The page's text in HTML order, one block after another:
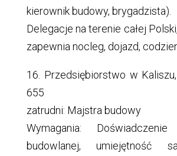
kierownik budowy, brygadzista).
Delegacje na terenie całej
zapewnia nocleg, dojazd,
16. Przedsiębiorstwo w
655
zatrudni: Majstra budowy
Wymagania:
budowlanej, umiejętność